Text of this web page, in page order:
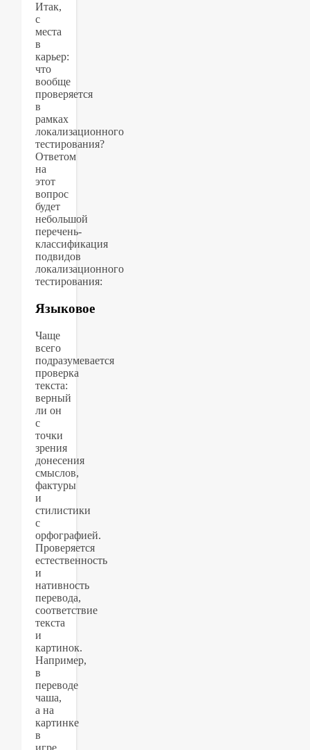
Итак,
с
места
в
карьер:
что
вообще
проверяется
в
рамках
локализационного
тестирования?
Ответом
на
этот
вопрос
будет
небольшой
перечень-
классификация
подвидов
локализационного
тестирования:
Языковое
Чаще
всего
подразумевается
проверка
текста:
верный
ли он
с
точки
зрения
донесения
смыслов,
фактуры
и
стилистики
с
орфографией.
Проверяется
естественность
и
нативность
перевода,
соответствие
текста
и
картинок.
Например,
в
переводе
чаша,
а на
картинке
в
игре